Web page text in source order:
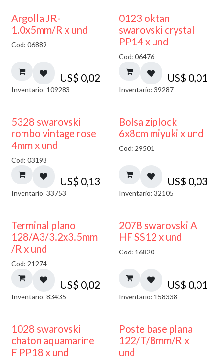
Argolla JR-
1.0x5mm/R x und
Cod: 06889
US$ 0,02
Inventario: 109283
0123 oktan
swarovski crystal
PP14 x und
Cod: 06476
US$ 0,01
Inventario: 39287
5328 swarovski
rombo vintage rose
4mm x und
Cod: 03198
US$ 0,13
Inventario: 33753
¡NUEVO!
Bolsa ziplock
6x8cm miyuki x und
Cod: 29501
US$ 0,03
Inventario: 32105
Terminal plano
128/A3/3.2x3.5mm
/R x und
Cod: 21274
US$ 0,02
Inventario: 83435
2078 swarovski A
HF SS12 x und
Cod: 16820
US$ 0,01
Inventario: 158338
1028 swarovski
chaton aquamarine
F PP18 x und
Poste base plana
122/T/8mm/R x
und